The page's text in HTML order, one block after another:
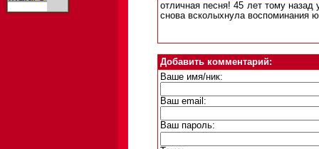
отличная песня! 45 лет тому
снова всколыхнула воспоминания
Добавить комментарий:
Ваше имя/ник:
Ваш email:
Ваш пароль: